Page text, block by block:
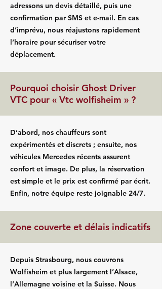
adressons un devis détaillé, puis une
confirmation par SMS et e-mail. En cas
d’imprévu, nous réajustons rapidement
l’horaire pour sécuriser votre
déplacement.
Pourquoi choisir Ghost Driver
VTC pour « Vtc wolfisheim » ?
D’abord, nos chauffeurs sont
expérimentés et discrets ; ensuite, nos
véhicules Mercedes récents assurent
confort et image. De plus, la réservation
est simple et le prix est confirmé par écrit.
Enfin, notre équipe reste joignable 24/7.
Zone couverte et délais indicatifs
Depuis Strasbourg, nous couvrons
Wolfisheim et plus largement l’Alsace,
l’Allemagne voisine et la Suisse. Nous